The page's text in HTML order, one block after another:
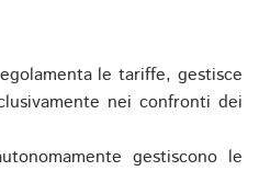
le tariffe, gestisce
nei confronti dei
gestiscono le